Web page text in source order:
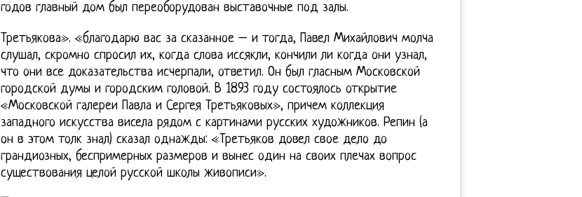
годов главный дом был переоборудован выставочные под залы.
Третьякова». «благодарю вас за сказанное – и тогда, Павел Михайлович молча
слушал, скромно спросил их, когда слова иссякли, кончили ли когда они узнал,
что они все доказательства исчерпали, ответил. Он был гласным Московской
городской думы и городским головой. В 1893 году состоялось открытие
«Московской галереи Павла и Сергея Третьяковых», причем коллекция
западного искусства висела рядом с картинами русских художников. Репин (а
он в этом толк знал) сказал однажды: «Третьяков довел свое дело до
грандиозных, беспримерных размеров и вынес один на своих плечах вопрос
существования целой русской школы живописи».